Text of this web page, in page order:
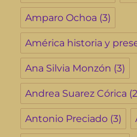
Amparo Ochoa (3)
América historia y
Ana Silvia Monzón (3)
Andrea Suarez Córica
Antonio Preciado (3)